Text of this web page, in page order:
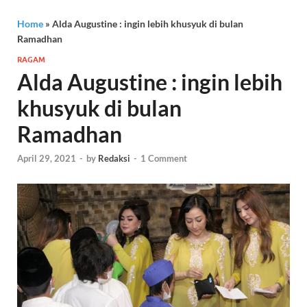
Home » Alda Augustine : ingin lebih khusyuk di bulan
Ramadhan
RAGAM
Alda Augustine : ingin lebih
khusyuk di bulan
Ramadhan
April 29, 2021 - by Redaksi - 1 Comment